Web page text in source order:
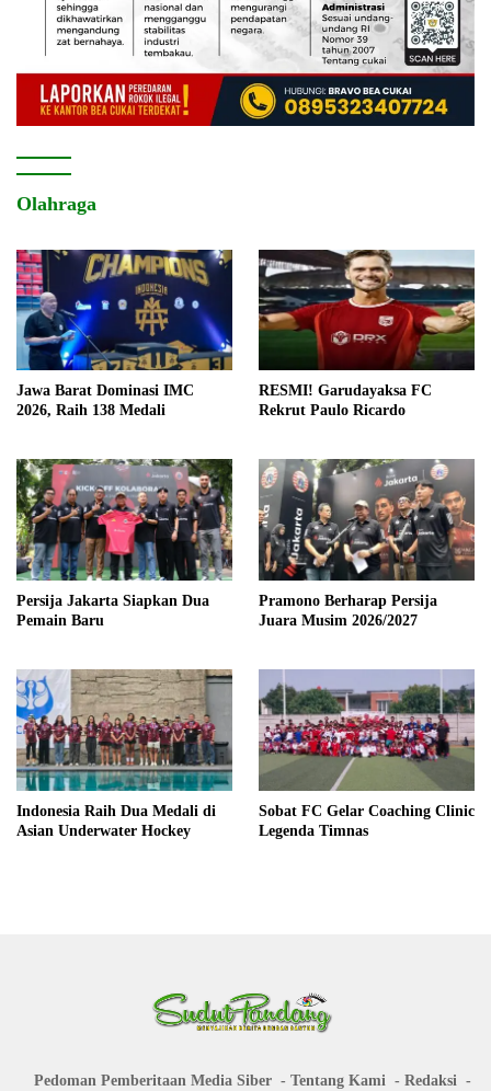
Olahraga
Jawa Barat Dominasi IMC
2026, Raih 138 Medali
RESMI! Garudayaksa FC
Rekrut Paulo Ricardo
Persija Jakarta Siapkan Dua
Pemain Baru
Pramono Berharap Persija
Juara Musim 2026/2027
Indonesia Raih Dua Medali di
Asian Underwater Hockey
Sobat FC Gelar Coaching Clinic
Legenda Timnas
Pedoman Pemberitaan Media Siber Tentang Kami Redaksi